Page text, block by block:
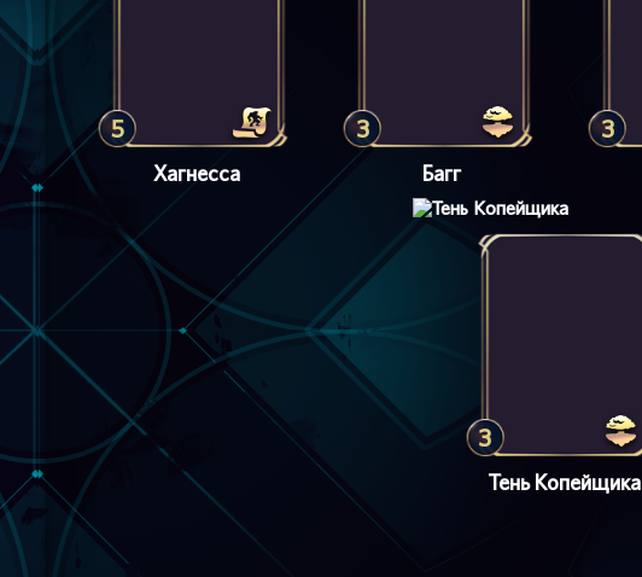
5
Хагнесса
3
Багг
3
3
Тень Копейщика